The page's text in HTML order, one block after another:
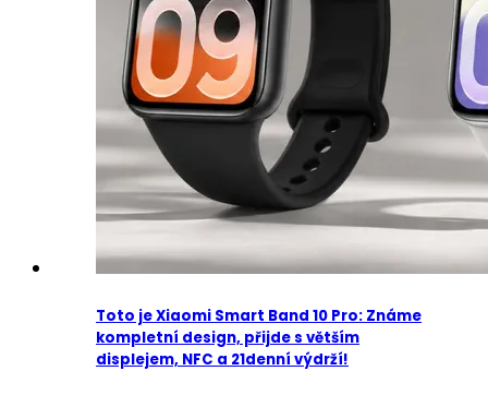
Toto je Xiaomi Smart Band 10 Pro: Známe
kompletní design, přijde s větším
displejem, NFC a 21denní výdrží!